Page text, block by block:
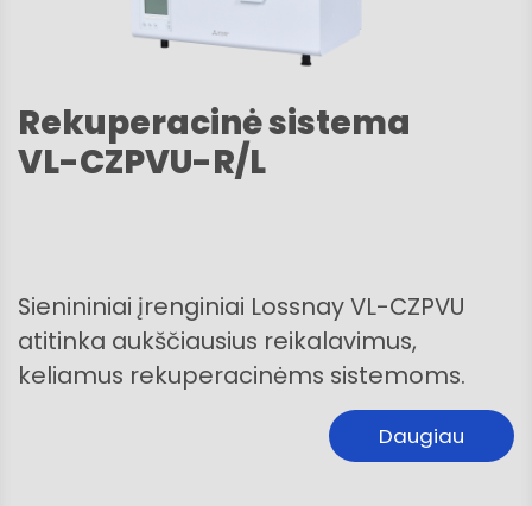
Rekuperacinė sistema
VL-CZPVU-R/L
Sienininiai įrenginiai Lossnay VL-CZPVU
atitinka aukščiausius reikalavimus,
keliamus rekuperacinėms sistemoms.
Daugiau